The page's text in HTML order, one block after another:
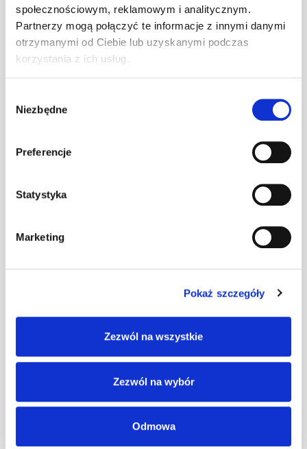
społecznościowym, reklamowym i analitycznym.
Partnerzy mogą połączyć te informacje z innymi danymi
otrzymanymi od Ciebie lub uzyskanymi podczas
korzystania z ich usług.
zgody
Niezbędne
Preferencje
Statystyka
Marketing
Pokaż szczegóły
Zezwól na wszystkie
Zezwól na wybór
Odmowa
[A1] (6x5 mb)
Taśma
kalenicowa VR
[A1] (6x5 mb)
kalenicowa VR
grafitowa [A1]
(6x5 mb)